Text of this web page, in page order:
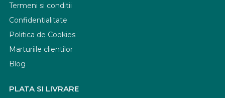
Termeni si conditii
Confidentialitate
Politica de Cookies
Marturiile clientilor
Blog
PLATA SI LIVRARE